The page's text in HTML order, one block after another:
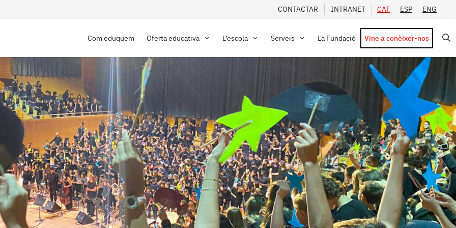
CONTACTAR INTRANET CAT ESP ENG
Com eduquem Oferta educativa L’escola Serveis La Fundació Vine a conèixer-nos